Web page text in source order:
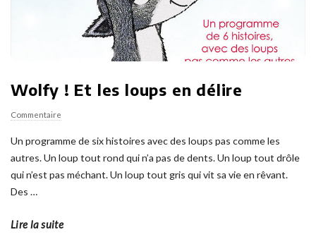
Wolfy ! Et les loups en délire
Commentaire
Un programme de six histoires avec des loups pas comme les
autres. Un loup tout rond qui n’a pas de dents. Un loup tout drôle
qui n’est pas méchant. Un loup tout gris qui vit sa vie en rêvant.
Des …
Lire la suite